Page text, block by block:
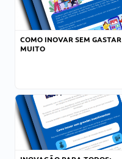
COMO INOVAR SEM GASTAR
MUITO